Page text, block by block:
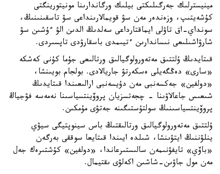
مينيسترلىك جەرگىلىكتى بيلىك ورگاندارىنا مونيتورينگتى
كۇشەيتىپ، وزەندەر مەن سۋ قويمالارىنداعى سۋ تاسقىنىنىڭ،
سونداي-اق تاۋلى ايماقتارداعى سەلدىڭ الدىن الۋ ءۇشىن سۋ
شارۋاشىلىعى نىساندارىن ءتيىمدى باسقارۋدى تاپسىردى.
قىتايدىڭ ۇلتتىق مەتەورولوگيالىق ورتالىعى جۇما كۇنى كەشكە
«سارى» دەڭگەيلى ەسكەرتۋ جاريالادى. بولجام بويىنشا،
«دولفين» جەكسەنبى مەن دۇيسەنبى ارالىعىندا قىتايدىڭ
شىعىس جاعالاۋىنا - چجەتسزيان پروۆينتسياسىنا نەمەسە فۋجياڭ
پروۆينتسياسىنىڭ سولتۇستىگىنە جەتۋى مۇمكىن.
ۇلتتىق مەتەورولوگيالىق ورتالىقتىڭ باس سينوپتيگى سيۋي
ينلۋننىڭ ايتۋىنشا، شىلدە ايىندا قىتايعا سوققى بەرگەن
«باۆي» تايفۋنىمەن سالىستىرعاندا، «دولفين» كۇشتىرەك جەل
مەن مول جاۋىن-شاشىن اكەلۋى ىقتيمال.